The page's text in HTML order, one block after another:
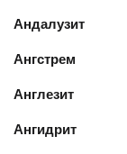
Андалузит
Ангстрем
Англезит
Ангидрит